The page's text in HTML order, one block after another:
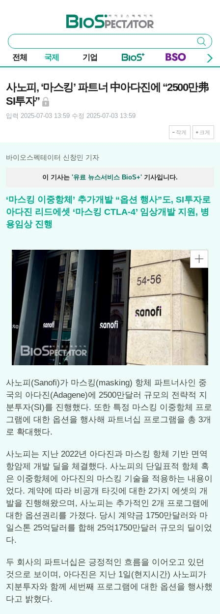
바이오스펙테이터
통
합
검
색
검색
전체 국제 기업
사노피, ‘마스킹’ 파트너 中아다진에 “2500만弗
SI투자”
입력 2025-07-03 13:59 수정 2025-07-03 13:59
작게 크게
바이오스펙테이터 신창민 기자
이 기사는 '유료 뉴스서비스 BioS+' 기사입니다.
‘마스킹 이중항체’ 추가개발 “옵션 행사”도, SI투자로
아다진 리드에셋 ‘마스킹 CTLA-4’ 임상개발 지원, 병
용임상 진행
사노피(Sanofi)가 마스킹(masking) 항체 파트너사인 중
국의 아다진(Adagene)에 2500만달러 규모의 전략적 지
분투자(SI)를 진행했다. 또한 특정 마스킹 이중항체 프로
그램에 대한 옵션을 행사해 파트너십 프로그램을 총 3개
로 확대했다.
사노피는 지난 2022년 아다진과 마스킹 항체 기반 면역
항암제 개발 딜을 체결했다. 사노피의 단일표적 항체 혹
은 이중항체에 아다진의 마스킹 기술을 적용하는 내용이
었다. 계약에 따라 비공개 타깃에 대한 2가지 에셋의 개
발을 진행해왔으며, 사노피는 추가적인 2개 프로그램에
대한 옵션권리를 가졌다. 당시 계약금 1750만달러와 마
일스톤 25억달러를 합해 25억1750만달러 규모의 딜이었
다.
두 회사의 파트너십은 긍정적인 흐름을 이어오고 있던
것으로 보이며, 아다진은 지난 1일(현지시간) 사노피가
지분투자와 함께 세번째 프로그램에 대한 옵션을 행사했
다고 밝혔다.